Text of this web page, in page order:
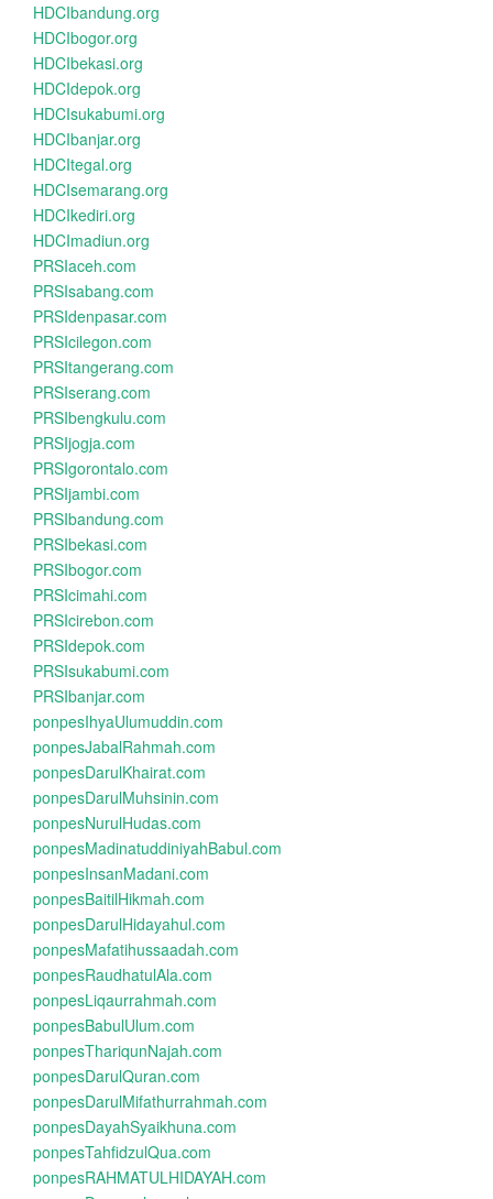
HDCIbandung.org
HDCIbogor.org
HDCIbekasi.org
HDCIdepok.org
HDCIsukabumi.org
HDCIbanjar.org
HDCItegal.org
HDCIsemarang.org
HDCIkediri.org
HDCImadiun.org
PRSIaceh.com
PRSIsabang.com
PRSIdenpasar.com
PRSIcilegon.com
PRSItangerang.com
PRSIserang.com
PRSIbengkulu.com
PRSIjogja.com
PRSIgorontalo.com
PRSIjambi.com
PRSIbandung.com
PRSIbekasi.com
PRSIbogor.com
PRSIcimahi.com
PRSIcirebon.com
PRSIdepok.com
PRSIsukabumi.com
PRSIbanjar.com
ponpesIhyaUlumuddin.com
ponpesJabalRahmah.com
ponpesDarulKhairat.com
ponpesDarulMuhsinin.com
ponpesNurulHudas.com
ponpesMadinatuddiniyahBabul.com
ponpesInsanMadani.com
ponpesBaitilHikmah.com
ponpesDarulHidayahul.com
ponpesMafatihussaadah.com
ponpesRaudhatulAla.com
ponpesLiqaurrahmah.com
ponpesBabulUlum.com
ponpesThariqunNajah.com
ponpesDarulQuran.com
ponpesDarulMifathurrahmah.com
ponpesDayahSyaikhuna.com
ponpesTahfidzulQua.com
ponpesRAHMATULHIDAYAH.com